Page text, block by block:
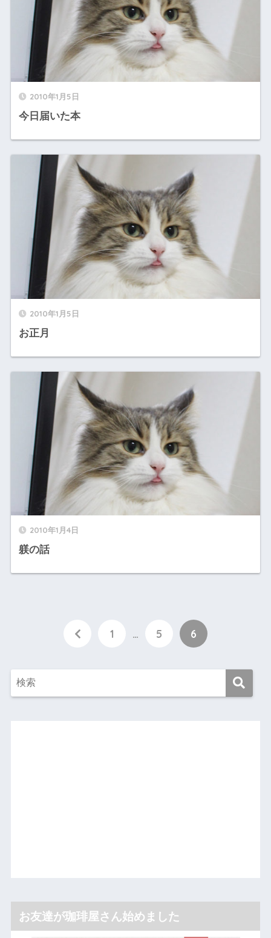
2010年1月5日
今日届いた本
2010年1月5日
お正月
2010年1月4日
躾の話
1 … 5 6
お友達が珈琲屋さん始めました